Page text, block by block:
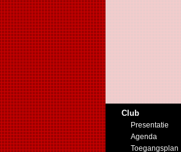
Club
Presentatie
Agenda
Toegangsplan